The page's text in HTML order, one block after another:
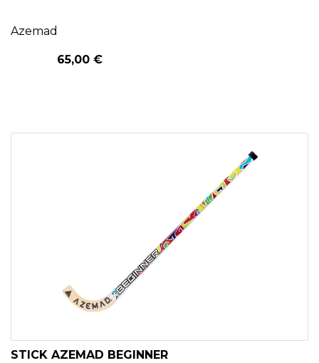
SKATES
Azemad
65,00 €
STICK AZEMAD BEGINNER